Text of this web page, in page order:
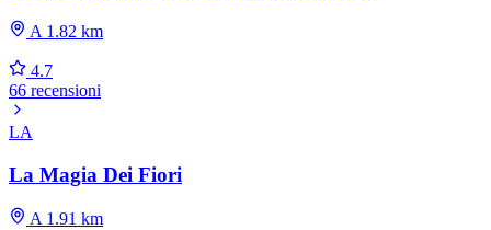
A 1.82 km
4.7
66 recensioni
LA
La Magia Dei Fiori
A 1.91 km